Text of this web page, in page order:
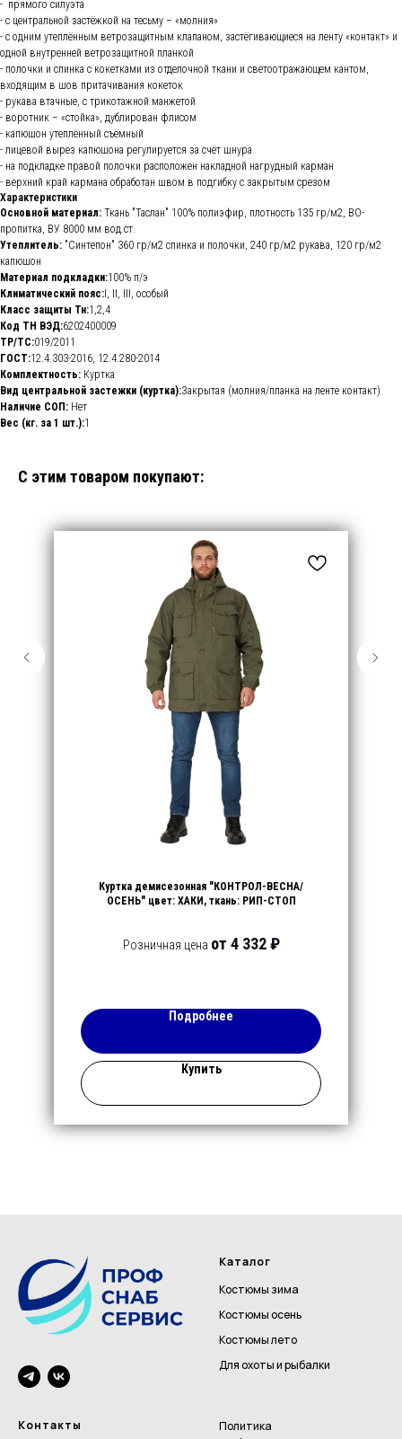
- прямого силуэта
- с центральной застёжкой на тесьму – «молния»
- с одним утеплённым ветрозащитным клапаном, застёгивающиеся на ленту «контакт» и
одной внутренней ветрозащитной планкой
- полочки и спинка с кокетками из отделочной ткани и светоотражающем кантом,
входящим в шов притачивания кокеток
- рукава втачные, с трикотажной манжетой
- воротник – «стойка», дублирован флисом
- капюшон утеплённый съёмный
- лицевой вырез капюшона регулируется за счёт шнура
- на подкладке правой полочки расположен накладной нагрудный карман
- верхний край кармана обработан швом в подгибку с закрытым срезом
Характеристики
Основной материал: Ткань "Таслан" 100% полиэфир, плотность 135 гр/м2, ВО-
пропитка, ВУ 8000 мм вод.ст.
Утеплитель: "Синтепон" 360 гр/м2 спинка и полочки, 240 гр/м2 рукава, 120 гр/м2
капюшон
Материал подкладки:100% п/э
Климатический пояс: I, II, III, особый
Класс защиты Тн:1,2,4
Код ТН ВЭД:6202400009
ТР/ТС:019/2011
ГОСТ:12.4.303-2016, 12.4.280-2014
Комплектность: Куртка
Вид центральной застежки (куртка):Закрытая (молния/планка на ленте контакт)
Наличие СОП: Нет
Вес (кг. за 1 шт.):1
С этим товаром покупают:
Куртка демисезонная "КОНТРОЛ-ВЕСНА/
ОСЕНЬ" цвет: ХАКИ, ткань: РИП-СТОП
Розничная цена от 4 332 ₽
Подробнее
Купить
Каталог
Костюмы зима
Костюмы осень
Костюмы лето
Для охоты и рыбалки
Контакты
Политика